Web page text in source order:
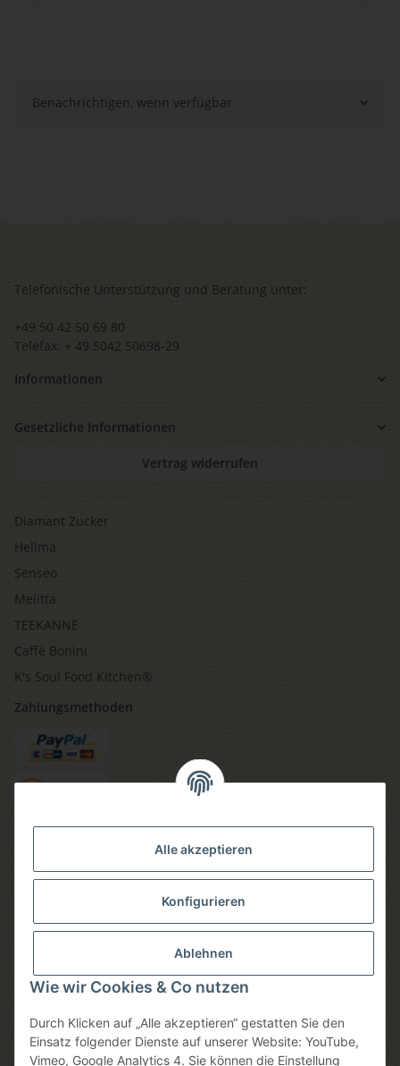
Alle akzeptieren
Konfigurieren
Ablehnen
Wie wir Cookies & Co nutzen
Durch Klicken auf „Alle akzeptieren“ gestatten Sie den
Einsatz folgender Dienste auf unserer Website: YouTube,
Vimeo, Google Analytics 4. Sie können die Einstellung
Benachrichtigen, wenn verfügbar
Telefonische Unterstützung und Beratung unter:
+49 50 42 50 69 80
Telefax: + 49 5042 50698-29
Informationen
Gesetzliche Informationen
Vertrag widerrufen
Diamant Zucker
Hellma
Senseo
Melitta
TEEKANNE
Caffè Bonini
K's Soul Food Kitchen®
Zahlungsmethoden
Versandmethoden
Sicheres einkaufen